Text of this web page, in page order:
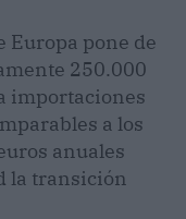
Europa pone de
250.000
importaciones
a los
anuales
la transición